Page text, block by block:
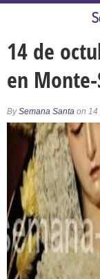
14 de
en
BySemana Santa on 14